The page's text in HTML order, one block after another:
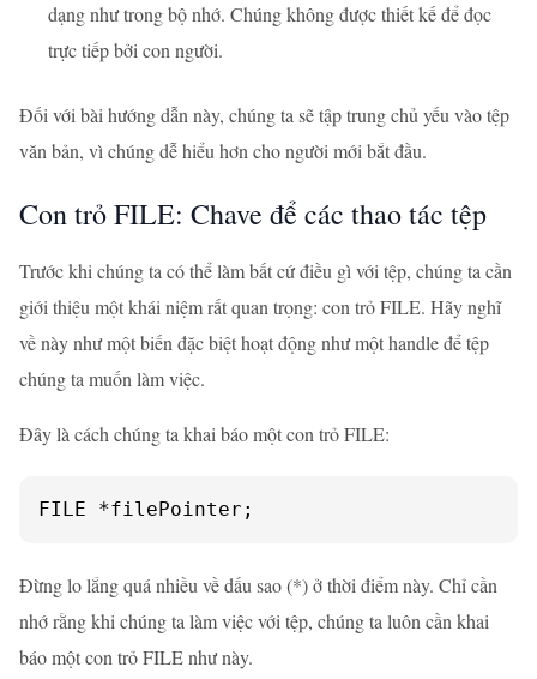
dạng như trong bộ nhớ. Chúng không được thiết kế để đọc
trực tiếp bởi con người.
Đối với bài hướng dẫn này, chúng ta sẽ tập trung chủ yếu vào tệp
văn bản, vì chúng dễ hiểu hơn cho người mới bắt đầu.
Con trỏ FILE: Chave để các thao tác tệp
Trước khi chúng ta có thể làm bất cứ điều gì với tệp, chúng ta cần
giới thiệu một khái niệm rất quan trọng: con trỏ FILE. Hãy nghĩ
về này như một biến đặc biệt hoạt động như một handle để tệp
chúng ta muốn làm việc.
Đây là cách chúng ta khai báo một con trỏ FILE:
FILE *filePointer;
Đừng lo lắng quá nhiều về dấu sao (*) ở thời điểm này. Chỉ cần
nhớ rằng khi chúng ta làm việc với tệp, chúng ta luôn cần khai
báo một con trỏ FILE như này.